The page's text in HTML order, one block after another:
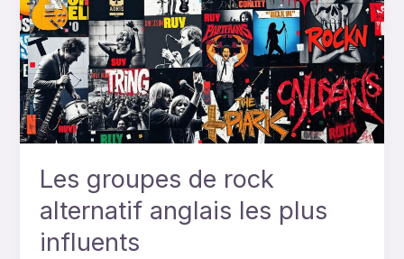
Les groupes de rock
alternatif anglais les plus
influents
rock
alternatif
anglais
les
plus
influents